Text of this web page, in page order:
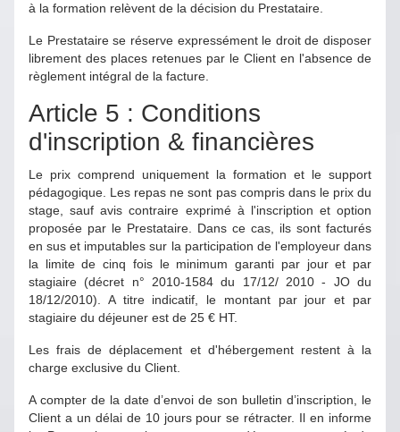
à la formation relèvent de la décision du Prestataire.
Le Prestataire se réserve expressément le droit de disposer
librement des places retenues par le Client en l'absence de
règlement intégral de la facture.
Article 5 : Conditions
d'inscription & financières
Le prix comprend uniquement la formation et le support
pédagogique. Les repas ne sont pas compris dans le prix du
stage, sauf avis contraire exprimé à l'inscription et option
proposée par le Prestataire. Dans ce cas, ils sont facturés
en sus et imputables sur la participation de l'employeur dans
la limite de cinq fois le minimum garanti par jour et par
stagiaire (décret n° 2010-1584 du 17/12/ 2010 - JO du
18/12/2010). A titre indicatif, le montant par jour et par
stagiaire du déjeuner est de 25 € HT.
Les frais de déplacement et d'hébergement restent à la
charge exclusive du Client.
A compter de la date d’envoi de son bulletin d’inscription, le
Client a un délai de 10 jours pour se rétracter. Il en informe